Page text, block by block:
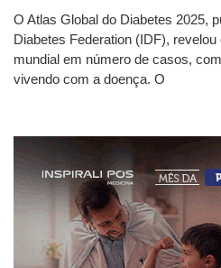
O Atlas Global do Diabetes 2025,
Diabetes Federation (IDF),
mundial em número de casos,
vivendo com a doença. O